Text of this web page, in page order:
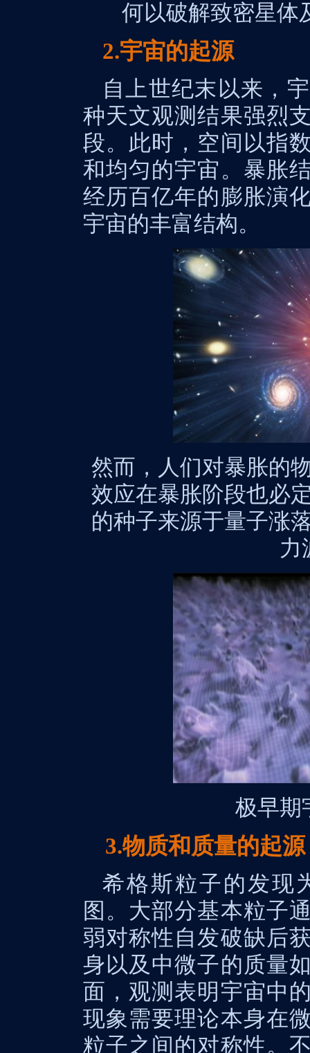
何以破解致密星体
2.宇宙的起源
自上世纪末以来，
种天文观测结果强烈
段。此时，空间以指
和均匀的宇宙。暴胀
经历百亿年的膨胀演
宇宙的丰富结构。
然而，人们对暴胀的
效应在暴胀阶段也必
的种子来源于量子涨
力
极早期
3.物质和质量的起源
希格斯粒子的发现
图。大部分基本粒子
弱对称性自发破缺后
身以及中微子的质量
面，观测表明宇宙中
现象需要理论本身在
粒子之间的对称性。